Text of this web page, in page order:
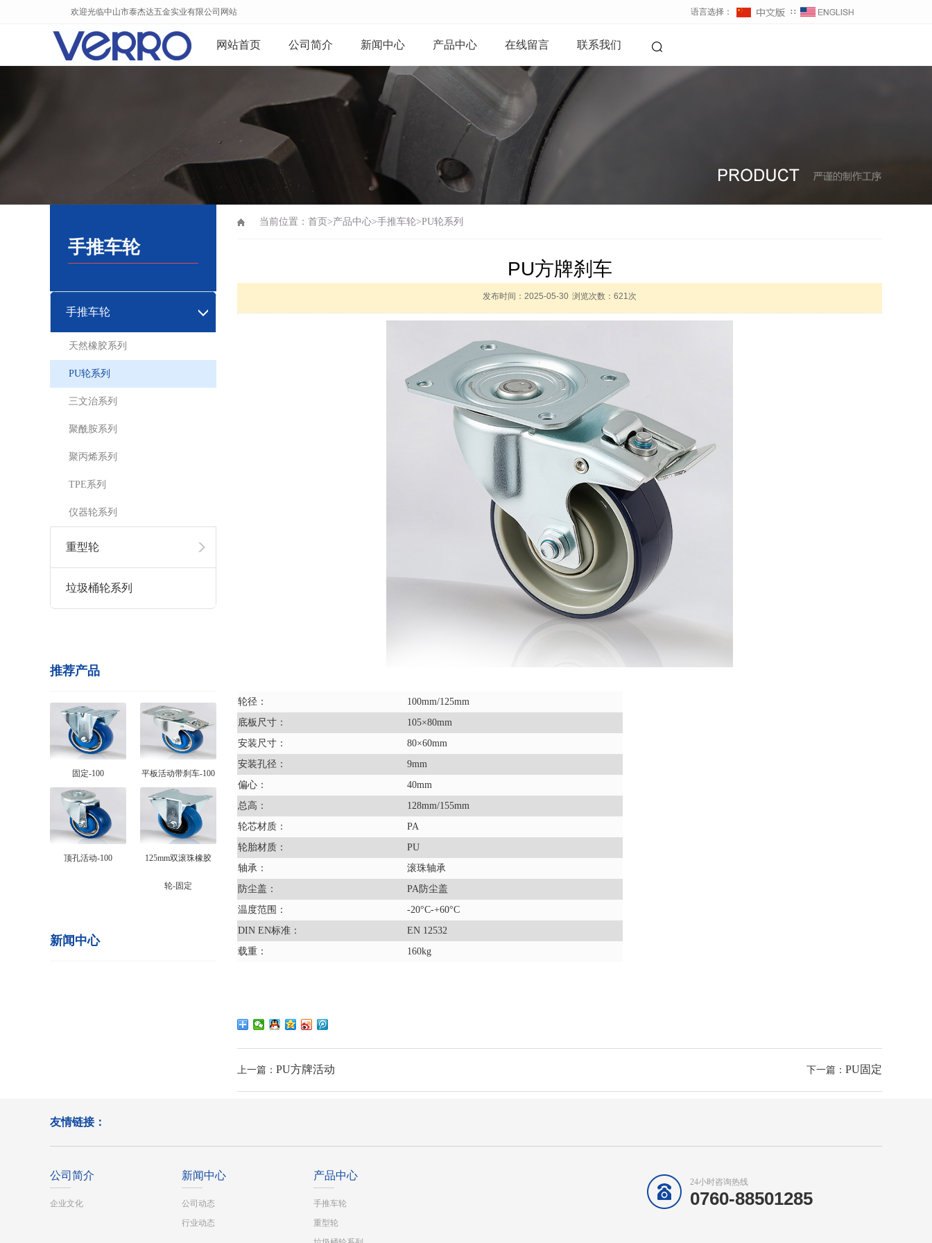
欢迎光临中山市泰杰达五金实业有限公司网站 语言选择： ∷
网站首页 公司简介 新闻中心 产品中心 在线留言 联系我们
手推车轮
手推车轮
天然橡胶系列
PU轮系列
三文治系列
聚酰胺系列
聚丙烯系列
TPE系列
仪器轮系列
重型轮
垃圾桶轮系列
推荐产品
固定-100 平板活动带刹车-100
顶孔活动-100 125mm双滚珠橡胶
轮-固定
新闻中心
当前位置： 首页 >产品中心>手推车轮>PU轮系列
PU方牌刹车
发布时间：2025-05-30 浏览次数： 621次
轮径：
100mm/125mm
底板尺寸：
105×80mm
安装尺寸：
80×60mm
安装孔径：
9mm
偏心：
40mm
总高：
128mm/155mm
轮芯材质：
PA
轮胎材质：
PU
轴承：
滚珠轴承
防尘盖：
PA防尘盖
温度范围：
-20°C-+60°C
DIN EN标准：
EN 12532
载重：
160kg
上一篇： PU方牌活动 下一篇： PU固定
友情链接：
公司简介
企业文化
新闻中心
公司动态
行业动态
产品中心
手推车轮
重型轮
24小时咨询热线
0760-88501285